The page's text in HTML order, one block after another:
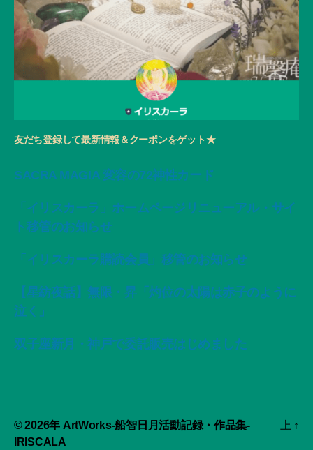
友だち登録して最新情報＆クーポンをゲット★
SACRA MAGIA 変容の72神性カード
「イリスカーラ」ホームページリニューアル・サイ
ト移管のお知らせ
「イリスカーラ購読会員」移管のお知らせ
【星紡夜話】無限・昇「灼位の太陽は赤子のように
泣く」
双子座新月・神戸で委託販売はじめました
© 2026年 ArtWorks-船智日月活動記録・作品集-
IRISCALA
上 ↑